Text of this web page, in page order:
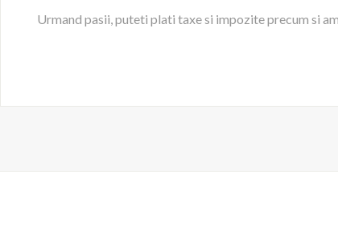
Urmand pasii, puteti plati taxe si impozite precum si